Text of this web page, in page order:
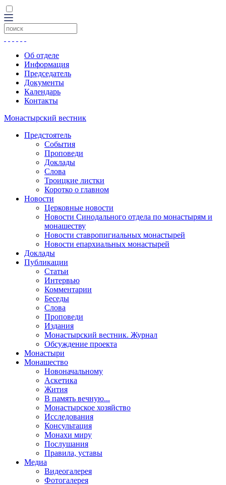
Об отделе
Информация
Председатель
Документы
Календарь
Контакты
Монастырский вестник
Предстоятель
События
Проповеди
Доклады
Слова
Троицкие листки
Коротко о главном
Новости
Церковные новости
Новости Синодального отдела по монастырям и
монашеству
Новости ставропигиальных монастырей
Новости епархиальных монастырей
Доклады
Публикации
Статьи
Интервью
Комментарии
Беседы
Слова
Проповеди
Издания
Монастырский вестник. Журнал
Обсуждение проекта
Монастыри
Монашество
Новоначальному
Аскетика
Жития
В память вечную...
Монастырское хозяйство
Исследования
Консультация
Монахи миру
Послушания
Правила, уставы
Медиа
Видеогалерея
Фотогалерея